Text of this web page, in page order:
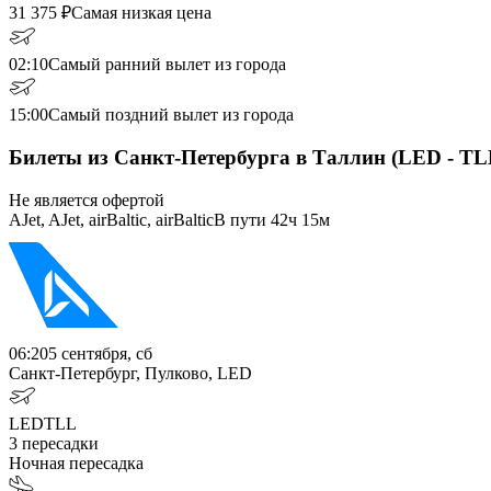
31 375 ₽Самая низкая цена
02:10Самый ранний вылет из города
15:00Самый поздний вылет из города
Билеты из Санкт-Петербурга в Таллин (LED -
Не является офертой
AJet, AJet, airBaltic, airBalticВ пути 42ч 15м
06:205 сентября, сб
Санкт-Петербург, Пулково, LED
LEDTLL
3 пересадки
Ночная пересадка